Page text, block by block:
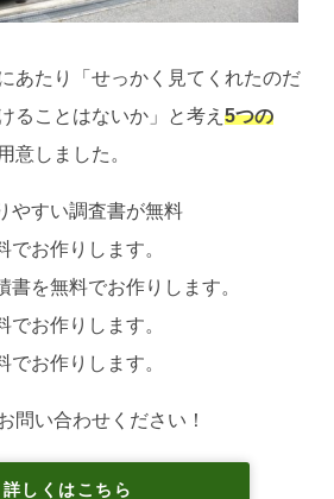
あたり「せっかく見てくれたのだ
ることはないか」と考え 5つの
意しました。
やすい調査書が無料
でお作りします。
書を無料でお作りします。
でお作りします。
でお作りします。
問い合わせください！
詳しくはこちら